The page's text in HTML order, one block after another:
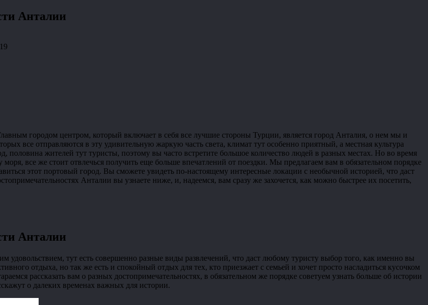
Анталии
городом центром, который включает в себя все лучшие стороны Турции, является город Анталия, о нем мы и
все отправляются в эту удивительную жаркую часть света, климат тут особенно приятный, а местная культура
половина жителей тут туристы, поэтому вы часто встретите большое количество людей в разных местах. Но во время
все же стоит отвлечься получить еще больше впечатлений от поездки. Мы предлагаем вам в обязательном порядке
этот портовый город. Вы сможете увидеть по-настоящему интересные локации с необычной историей, что даст
Анталии вы узнаете ниже, и, надеемся, вам сразу же захочется, как можно быстрее их посетить,
Анталии
тут есть совершенно разные виды развлечений, что даст любому туристу выбор того, как именно вы
отдыха, но так же есть и спокойный отдых для тех, кто приезжает с семьей и хочет просто насладиться кусочком
рассказать вам о разных достопримечательностях, в обязательном же порядке советуем узнать больше об истории
о далеких временах важных для истории.